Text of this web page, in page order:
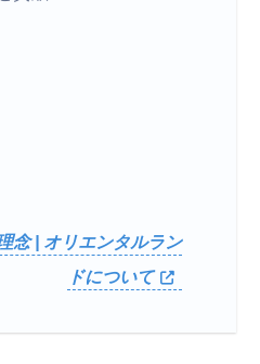
念 | オリエンタルラン
ドについて